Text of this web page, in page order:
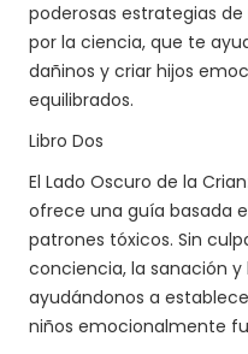
poderosas estrategias
por la ciencia, que te
dañinos y criar hijos
equilibrados.
Libro Dos
El Lado Oscuro de la
ofrece una guía basada
patrones tóxicos. Sin
conciencia, la sanación
ayudándonos a
niños emocionalmente